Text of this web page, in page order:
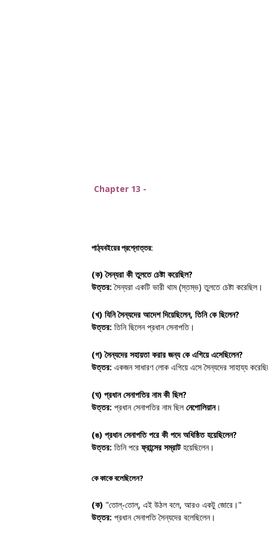
Chapter 13 -
পাঠ্যবইয়ের প্রশ্নোত্তর:
(ক) সৈন্যরা কী তুলতে চেষ্টা করেছিল?
উত্তর: সৈন্যরা একটি ভারী থাম (স্তম্ভ) তুলতে চেষ্টা করেছিল।
(খ) যিনি সৈন্যদের আদেশ দিয়েছিলেন, তিনি কে ছিলেন?
উত্তর: তিনি ছিলেন প্রধান সেনাপতি।
(গ) সৈন্যদের সহায়তা করার জন্য কে এগিয়ে এসেছিলেন?
উত্তর: একজন সাধারণ লোক এগিয়ে এসে সৈন্যদের সাহায্য
(ঘ) প্রধান সেনাপতির নাম কী ছিল?
উত্তর: প্রধান সেনাপতির নাম ছিল নেপোলিয়ান।
(ঙ) প্রধান সেনাপতি পরে কী পদে অধিষ্ঠিত হয়েছিলেন?
উত্তর: তিনি পরেফ্রান্সের সম্রাটহয়েছিলেন।
কে কাকে বলেছিলেন?
(ক) "তোল্-তোল্, এই উঠল বলে, আরও একটু জোরে।"
উত্তর: প্রধান সেনাপতি সৈন্যদের বলেছিলেন।